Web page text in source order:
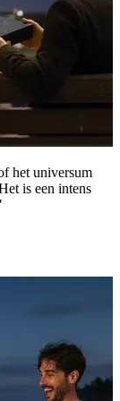
het universum
is een intens